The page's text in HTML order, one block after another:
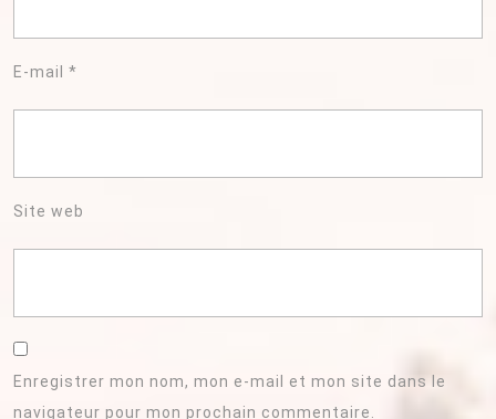
E-mail *
Site web
Enregistrer mon nom, mon e-mail et mon site dans le
navigateur pour mon prochain commentaire.